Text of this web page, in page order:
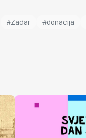
#Zadar #donacija